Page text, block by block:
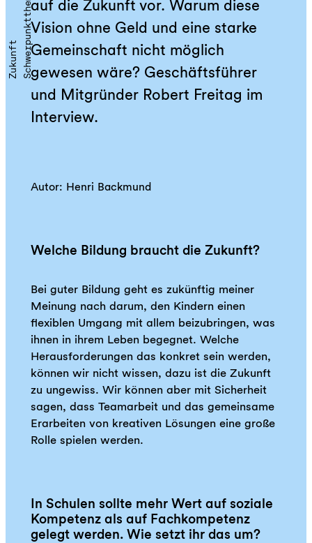
S
c
h
w
e
r
pu
n
k
t
t
h
e
m
a
|
Z
u
k
u
n
f
t
auf die Zukunft vor. Warum diese
Vision ohne Geld und eine starke
Gemeinschaft nicht möglich
gewesen wäre? Geschäftsführer
und Mitgründer Robert Freitag im
Interview.
Autor: Henri Backmund
Welche Bildung braucht die Zukunft?
Bei guter Bildung geht es zukünftig meiner
Meinung nach darum, den Kindern einen
flexiblen Umgang mit allem beizubringen, was
ihnen in ihrem Leben begegnet. Welche
Herausforderungen das konkret sein werden,
können wir nicht wissen, dazu ist die Zukunft
zu ungewiss. Wir können aber mit Sicherheit
sagen, dass Teamarbeit und das gemeinsame
Erarbeiten von kreativen Lösungen eine große
Rolle spielen werden.
In Schulen sollte mehr Wert auf soziale
Kompetenz als auf Fachkompetenz
gelegt werden. Wie setzt ihr das um?